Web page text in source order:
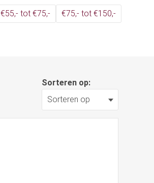
€55,- tot €75,-
€75,- tot €150,-
Sorteren op: